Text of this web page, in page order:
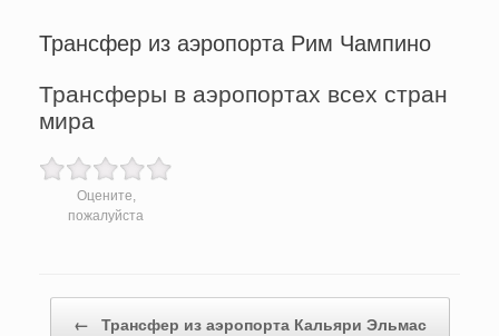
Трансфер из аэропорта Рим Чампино
Трансферы в аэропортах всех стран
мира
Оцените,
пожалуйста
Post navigation
← Трансфер из аэропорта Кальяри Эльмас